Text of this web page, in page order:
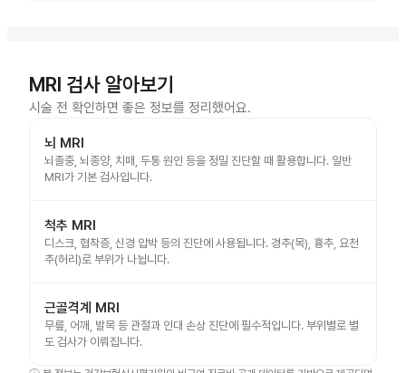
MRI 검사 알아보기
시술 전 확인하면 좋은 정보를 정리했어요.
뇌 MRI
뇌졸중, 뇌종양, 치매, 두통 원인 등을 정밀 진단할 때 활용합니다. 일반
MRI가 기본 검사입니다.
척추 MRI
디스크, 협착증, 신경 압박 등의 진단에 사용됩니다. 경추(목), 흉추, 요천
추(허리)로 부위가 나뉩니다.
근골격계 MRI
무릎, 어깨, 발목 등 관절과 인대 손상 진단에 필수적입니다. 부위별로 별
도 검사가 이뤄집니다.